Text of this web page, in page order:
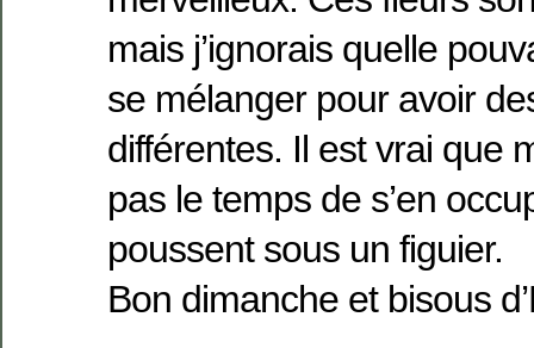
mais j’ignorais quelle
se mélanger pour avoir
différentes. Il est vrai que
pas le temps de s’en
poussent sous un figuier.
Bon dimanche et bisous